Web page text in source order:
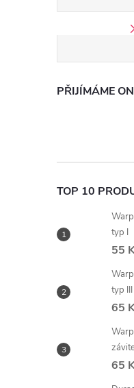
PŘIJÍMÁME
TOP 10
typ I
55
typ III
65
65